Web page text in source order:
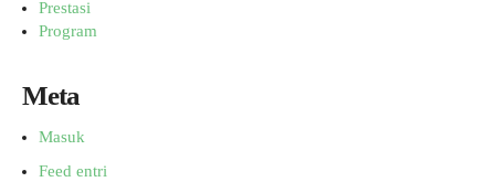
Prestasi
Program
Meta
Masuk
Feed entri